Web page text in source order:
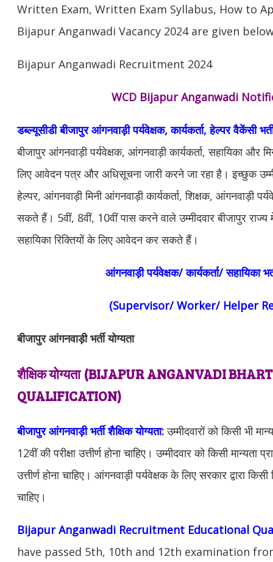
Written Exam, Written Exam Syllabus, How to
Bijapur Anganwadi Vacancy 2024 are given
Bijapur Anganwadi Recruitment 2024
WCD Bijapur Anganwadi
डब्ल्यूसीडी बीजापुर आंगनवाड़ी पर्यवेक्षक, कार्यकर्ता, हेल्पर वैकेंसी
बीजापुर आंगनवाड़ी पर्यवेक्षक, आंगनवाड़ी कार्यकर्ता, सहायिका और
लिए आवेदन पत्र और अधिसूचना जारी करने जा रहा है। इच्छुक
हेल्पर, आंगनवाड़ी मिनी आंगनवाड़ी कार्यकर्ता, शिक्षक, आंगनवाड़ी
सकते हैं। 5वीं, 8वीं, 10वीं पास करने वाले उम्मीदवार बीजापुर
सहायिका रिक्तियों के लिए आवेदन कर सकते हैं।
आंगनवाड़ी पर्यवेक्षक/ कार्यकर्ता/ सहायिका
(Supervisor/ Worker/ Helper
बीजापुर आंगनवाड़ी भर्ती योग्यता
शैक्षिक योग्यता(BIJAPUR ANGANVADI
QUALIFICATION)
बीजापुर आंगनवाड़ी भर्ती शैक्षिक योग्यता: उम्मीदवारों को किसी भी
12वीं की परीक्षा उत्तीर्ण होना चाहिए। उम्मीदवार को किसी
उत्तीर्ण होना चाहिए। आंगनवाड़ी पर्यवेक्षक के लिए सरकार द्वारा किसी
चाहिए।
Bijapur Anganwadi Recruitment Educational
have passed 5th, 10th and 12th examination